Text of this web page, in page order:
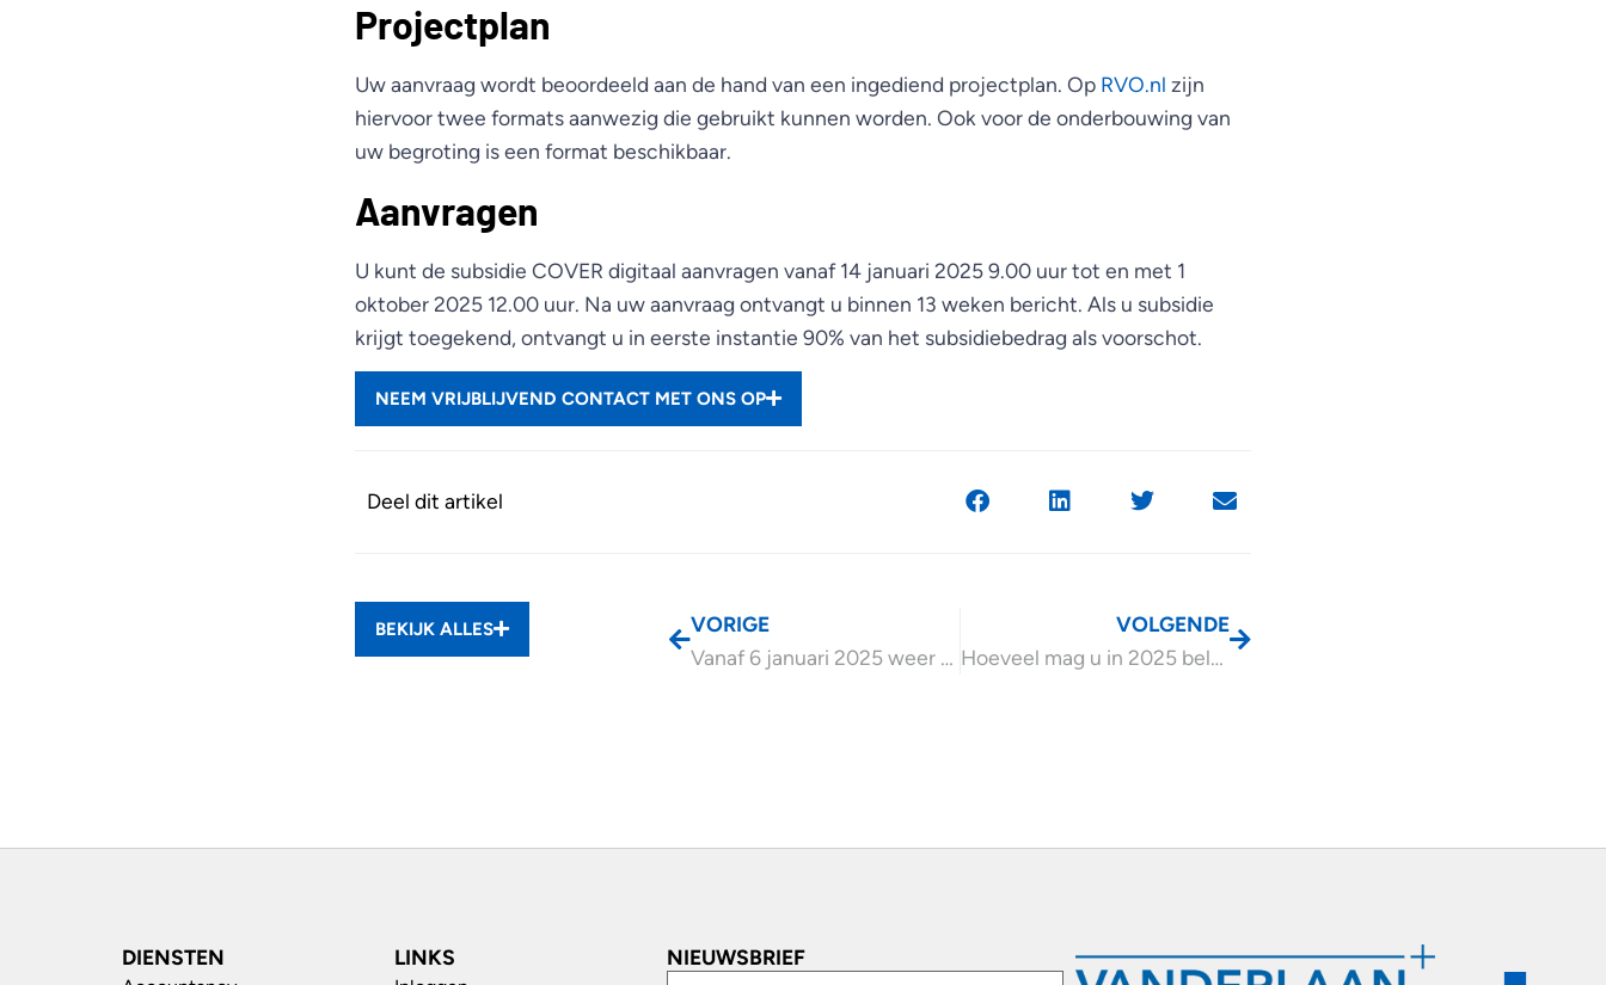
Projectplan
Uw aanvraag wordt beoordeeld aan de hand van een ingediend projectplan. Op RVO.nl zijn
hiervoor twee formats aanwezig die gebruikt kunnen worden. Ook voor de onderbouwing van
uw begroting is een format beschikbaar.
Aanvragen
U kunt de subsidie COVER digitaal aanvragen vanaf 14 januari 2025 9.00 uur tot en met 1
oktober 2025 12.00 uur. Na uw aanvraag ontvangt u binnen 13 weken bericht. Als u subsidie
krijgt toegekend, ontvangt u in eerste instantie 90% van het subsidiebedrag als voorschot.
NEEM VRIJBLIJVEND CONTACT MET ONS OP
Deel dit artikel
BEKIJK ALLES
VORIGE
Vanaf 6 januari 2025 weer BOSA aanvragen
VOLGENDE
Hoeveel mag u in 2025 belastingvrij schenken?
DIENSTEN LINKS NIEUWSBRIEF